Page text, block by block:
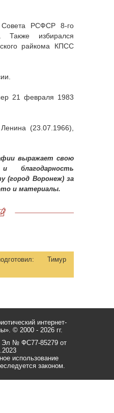
Совета РСФСР 8-го
Также избирался
райкома КПСС
21 февраля 1983
(23.07.1966),
выражает свою
благодарность
(город Воронеж) за
и материалы.
Тимур
интернет-
© 2000 - 2026 гг.
Эл № ФС77-85279 от
использование
законом.